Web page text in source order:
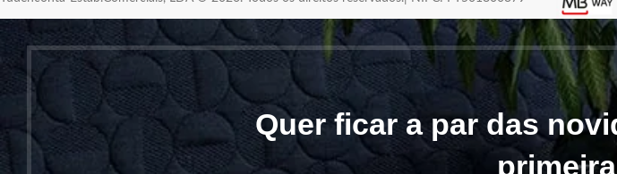
Quer ficar a par das